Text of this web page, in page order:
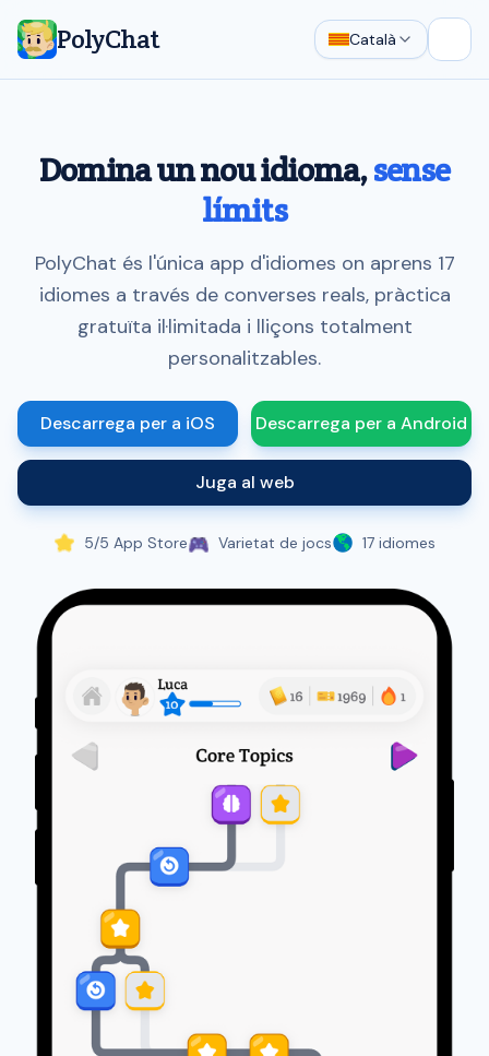
PolyChat Català
Domina un nou idioma,sense
límits
PolyChat és l'única app d'idiomes on aprens 17
idiomes a través de converses reals, pràctica
gratuïta il·limitada i lliçons totalment
personalitzables.
Descarrega per a iOS Descarrega per a Android
Juga al web
5/5 App Store Varietat de jocs 17 idiomes